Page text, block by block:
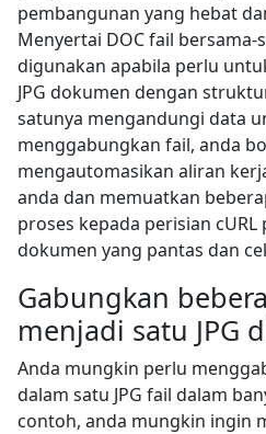
pembangunan yang hebat
Menyertai DOC fail bersama-
digunakan apabila perlu
JPG dokumen dengan
satunya mengandungi data
menggabungkan fail, anda
mengautomasikan aliran
anda dan memuatkan
proses kepada perisian cURL
dokumen yang pantas dan
Gabungkan
menjadi satu JPG
Anda mungkin perlu
dalam satu JPG fail dalam
contoh, anda mungkin ingin